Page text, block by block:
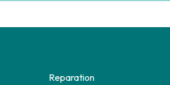
Reparation